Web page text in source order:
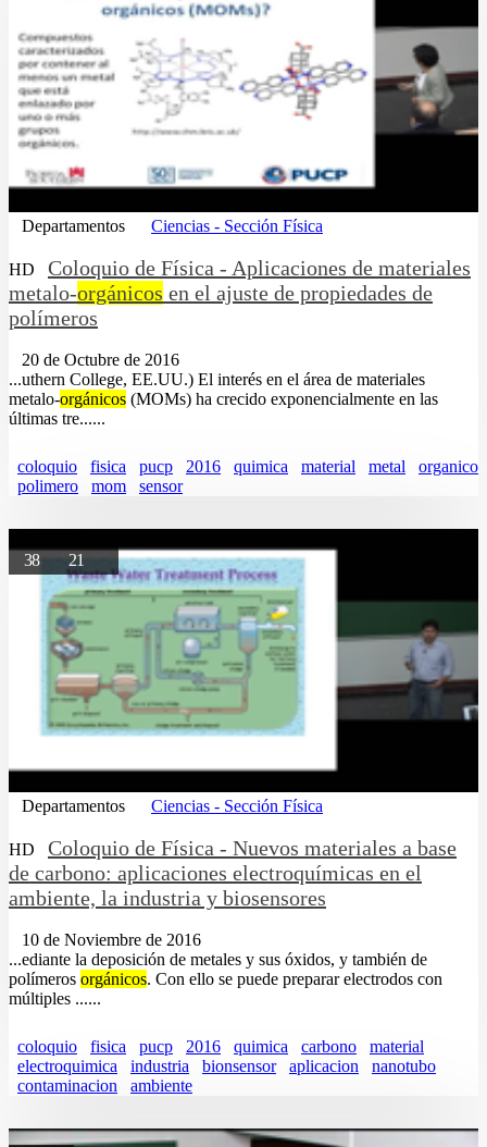
Departamentos Ciencias - Sección Física
HD
Coloquio de Física - Aplicaciones de materiales
metalo-orgánicos en el ajuste de propiedades de
polímeros
20 de Octubre de 2016
...uthern College, EE.UU.) El interés en el área de materiales
metalo-orgánicos (MOMs) ha crecido exponencialmente en las
últimas tre......
coloquio fisica pucp 2016 quimica material metal
organico
polimero
mom sensor
3821
Departamentos Ciencias - Sección Física
HD
Coloquio de Física - Nuevos materiales a base
de carbono: aplicaciones electroquímicas en el
ambiente, la industria y biosensores
10 de Noviembre de 2016
...ediante la deposición de metales y sus óxidos, y también de
polímeros orgánicos. Con ello se puede preparar electrodos con
múltiples ......
coloquio fisica pucp 2016 quimica carbono
material
electroquimica
industria bionsensor aplicacion
nanotubo
contaminacion
ambiente